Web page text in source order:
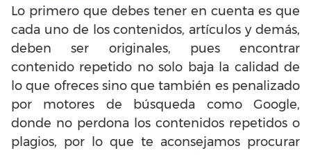
Lo primero que debes tener en cuenta es que
cada uno de los contenidos, artículos y demás,
deben ser originales, pues encontrar
contenido repetido no solo baja la calidad de
lo que ofreces sino que también es penalizado
por motores de búsqueda como Google,
donde no perdona los contenidos repetidos o
plagios, por lo que te aconsejamos procurar